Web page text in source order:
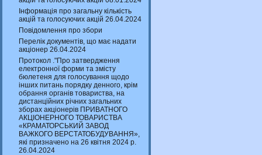
Інформація про загальну кількість
акцій та голосуючих акцій 26.04.2024
Повідомлення про збори
Перелік документів, що має надати
акціонер 26.04.2024
Протокол ."Про затвердження
електронної форми та змісту
бюлетеня для голосування щодо
інших питань порядку денного, крім
обрання органів товариства, на
дистанційних річних загальних
зборах акціонерів ПРИВАТНОГО
АКЦІОНЕРНОГО ТОВАРИСТВА
«КРАМАТОРСЬКИЙ ЗАВОД
ВАЖКОГО ВЕРСТАТОБУДУВАННЯ»,
які призначено на 26 квітня 2024 р.
26.04.2024